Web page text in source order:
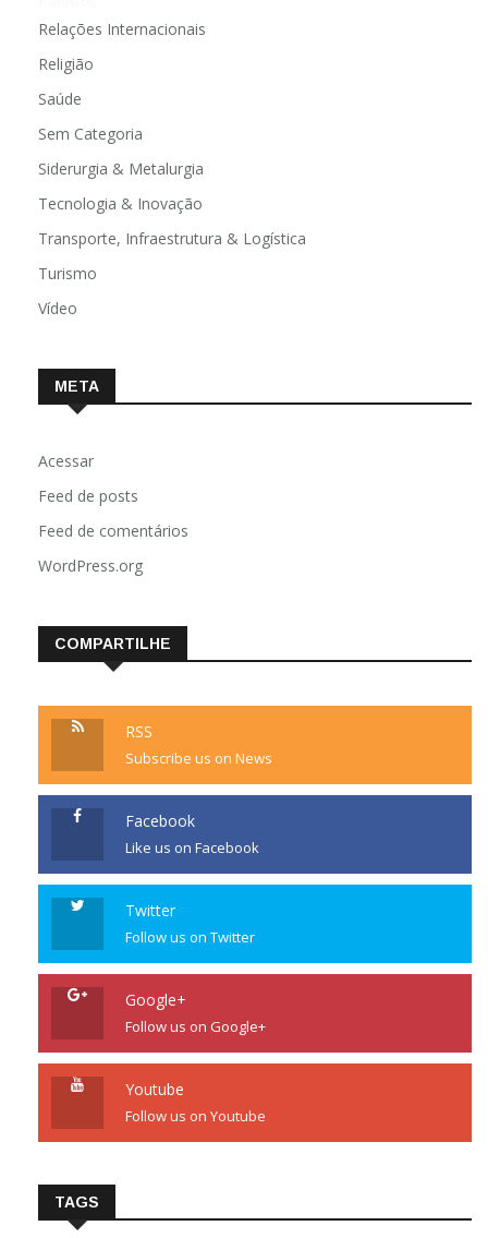
Relações Internacionais
Religião
Saúde
Sem Categoria
Siderurgia & Metalurgia
Tecnologia & Inovação
Transporte, Infraestrutura & Logística
Turismo
Vídeo
META
Acessar
Feed de posts
Feed de comentários
WordPress.org
COMPARTILHE
RSS
Subscribe us on News
Facebook
Like us on Facebook
Twitter
Follow us on Twitter
Google+
Follow us on Google+
Youtube
Follow us on Youtube
TAGS